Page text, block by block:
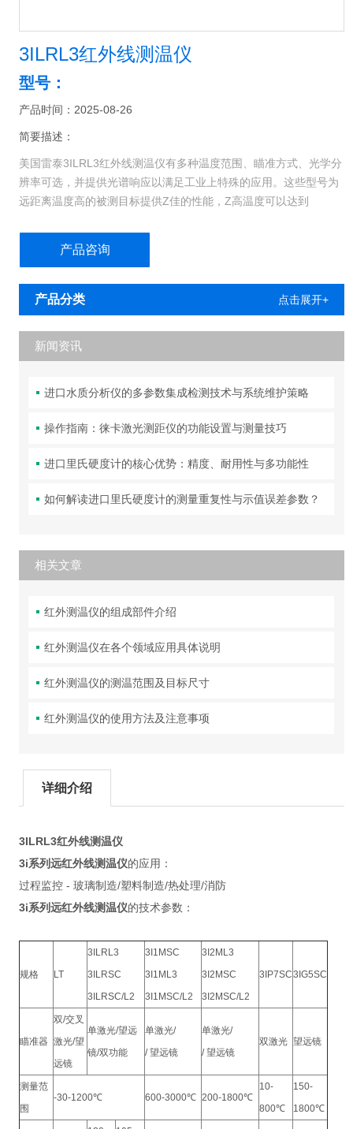
3ILRL3红外线测温仪
型号：
产品时间：2025-08-26
简要描述：
美国雷泰3ILRL3红外线测温仪有多种温度范围、瞄准方式、光学分
辨率可选，并提供光谱响应以满足工业上特殊的应用。这些型号为
远距离温度高的被测目标提供Z佳的性能，Z高温度可以达到
产品咨询
产品分类 点击展开+
新闻资讯
进口水质分析仪的多参数集成检测技术与系统维护策略
操作指南：徕卡激光测距仪的功能设置与测量技巧
进口里氏硬度计的核心优势：精度、耐用性与多功能性
如何解读进口里氏硬度计的测量重复性与示值误差参数？
相关文章
红外测温仪的组成部件介绍
红外测温仪在各个领域应用具体说明
红外测温仪的测温范围及目标尺寸
红外测温仪的使用方法及注意事项
详细介绍
3ILRL3红外线测温仪
3i系列远红外线测温仪的应用：
过程监控 - 玻璃制造/塑料制造/热处理/消防
3i系列远红外线测温仪的技术参数：
规格 LT
3ILRL3
3ILRSC
3ILRSC/L2
3I1MSC
3I1ML3
3I1MSC/L2
3I2ML3
3I2MSC
3I2MSC/L2
3IP7SC3IG5SC
瞄准器
双/交叉
激光/望
远镜
单激光/望远
镜/双功能
单激光/
/ 望远镜
单激光/
/ 望远镜
双激光 望远镜
测量范
围
-30-1200℃ 600-3000℃ 200-1800℃
10-
800℃
150-
1800℃